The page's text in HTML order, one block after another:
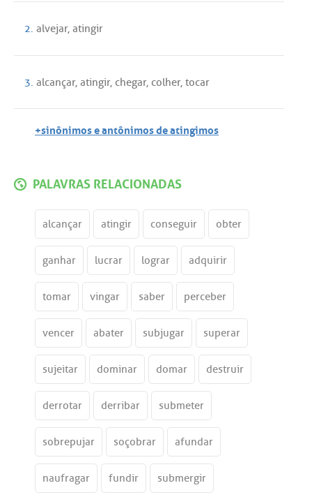
2. alvejar, atingir
3. alcançar, atingir, chegar, colher, tocar
+sinônimos e antônimos de atingimos
PALAVRAS RELACIONADAS
alcançar atingir conseguir obter
ganhar lucrar lograr adquirir
tomar vingar saber perceber
vencer abater subjugar superar
sujeitar dominar domar destruir
derrotar derribar submeter
sobrepujar soçobrar afundar
naufragar fundir submergir